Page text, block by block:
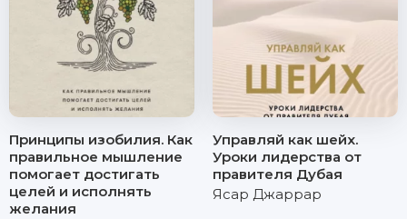
Принципы изобилия. Как
правильное мышление
помогает достигать
целей и исполнять
желания
Управляй как шейх.
Уроки лидерства от
правителя Дубая
Ясар Джаррар